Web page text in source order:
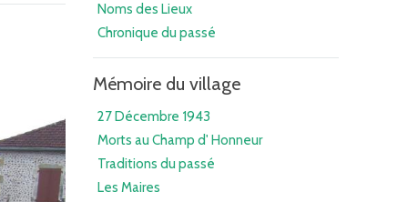
Noms des Lieux
Chronique du passé
Mémoire du village
27 Décembre 1943
Morts au Champ d' Honneur
Traditions du passé
Les Maires